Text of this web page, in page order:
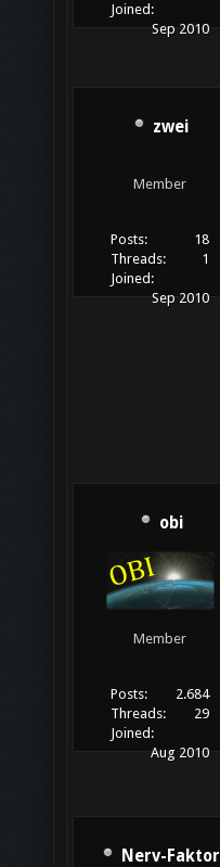
Joined:
Sep 2010
zwei
Member
Posts:
18
Threads:
1
Joined:
Sep 2010
obi
Member
Posts:
2.684
Threads:
29
Joined:
Aug 2010
Nerv-Faktor